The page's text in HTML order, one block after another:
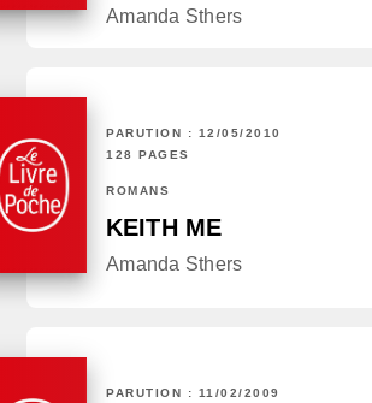
Amanda Sthers
PARUTION : 12/05/2010
128 PAGES
ROMANS
KEITH ME
Amanda Sthers
PARUTION : 11/02/2009